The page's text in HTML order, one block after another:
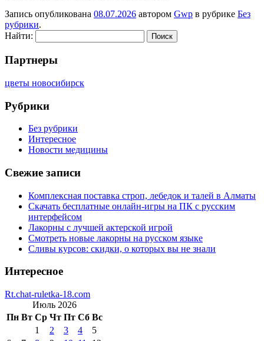
Запись опубликована 08.07.2026 автором Gwp в рубрике Без
рубрики.
Найти:
Партнеры
цветы новосибирск
Рубрики
Без рубрики
Интересное
Новости медицины
Свежие записи
Комплексная поставка строп, лебедок и талей в Алматы
Скачать бесплатные онлайн-игры на ПК с русским
интерфейсом
Лакорны с лучшей актерской игрой
Смотреть новые лакорны на русском языке
Сливы курсов: скидки, о которых вы не знали
Интересное
Rt.chat-ruletka-18.com
Июль 2026
Пн Вт Ср Чт Пт Сб Вс
1
2 3 4
5